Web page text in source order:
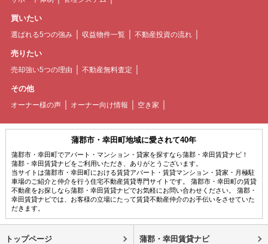
買いたい
選ばれる5つの強み 収益物件一覧 不動産投資の流れ
売りたい
売却強い5つの理由 不動産無料査定
その他
オーナー様の声 オーナー向け情報 空き家
蒲郡市・幸田町地域に愛されて40年
蒲郡市・幸田町でアパート・マンション・貸家を探すなら蒲郡・幸田賃貸ナビ！
蒲郡・幸田賃貸ナビをご利用いただき、ありがとうございます。
当サイトは蒲郡市・幸田町における賃貸アパート・賃貸マンション・貸家・月極駐
車場のご紹介と仲介を行う住宅不動産賃貸専門サイトです。 蒲郡市・幸田町の賃貸
不動産をお探しなら蒲郡・幸田賃貸ナビでお気軽にお問い合わせください。 蒲郡・
幸田賃貸ナビでは、お客様の立場にたって賃貸不動産仲介のお手伝いをさせていた
だきます。
トップページ 蒲郡・幸田賃貸ナビ